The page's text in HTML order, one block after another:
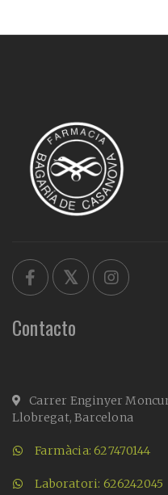
Contacto
Carrer Enginyer
Llobregat, Barcelona
Farmàcia: 627470144
Laboratori: 626242045